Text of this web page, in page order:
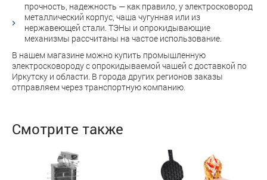
прочность, надежность — как правило, у электросковород
металлический корпус, чаша чугунная или из
нержавеющей стали. ТЭНы и опрокидывающие
механизмы рассчитаны на частое использование.
В нашем магазине можно купить промышленную
электросковороду с опрокидываемой чашей с доставкой по
Иркутску и области. В города других регионов заказы
отправляем через транспортную компанию.
Смотрите также